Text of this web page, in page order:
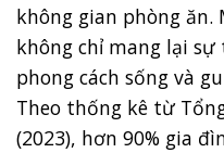
không gian phòng
không chỉ mang lại
phong cách sống và
Theo thống kê từ
(2023), hơn 90% gia